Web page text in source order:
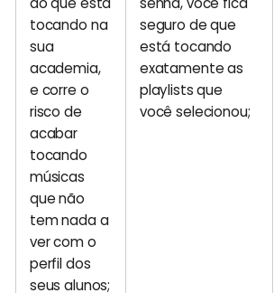
tocando na
sua
academia,
e corre o
risco de
acabar
tocando
músicas
que não
tem nada a
ver com o
perfil dos
seus alunos;
seguro de que
está tocando
exatamente as
playlists que
você selecionou;